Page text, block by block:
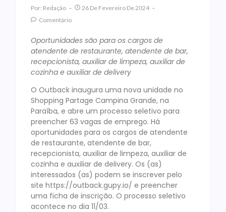
Por: Redação
26 De Fevereiro De 2024
Comentário
Oportunidades são para os cargos de
atendente de restaurante, atendente de bar,
recepcionista, auxiliar de limpeza, auxiliar de
cozinha e auxiliar de delivery
O Outback inaugura uma nova unidade no
Shopping Partage Campina Grande, na
Paraíba, e abre um processo seletivo para
preencher 63 vagas de emprego. Há
oportunidades para os cargos de atendente
de restaurante, atendente de bar,
recepcionista, auxiliar de limpeza, auxiliar de
cozinha e auxiliar de delivery. Os (as)
interessados (as) podem se inscrever pelo
site https://outback.gupy.io/ e preencher
uma ficha de inscrição. O processo seletivo
acontece no dia 11/03.